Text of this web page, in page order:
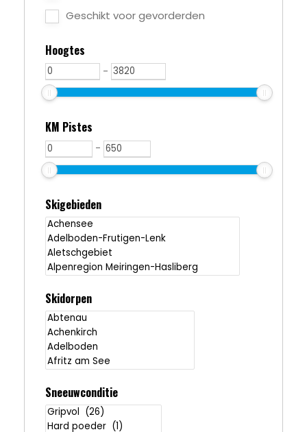
Geschikt voor gevorderden
Hoogtes
-
KM Pistes
-
Skigebieden
Skidorpen
Sneeuwconditie